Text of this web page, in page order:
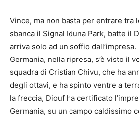
Vince, ma non basta per entrare tra
sbanca il Signal Iduna Park, batte il
arriva solo ad un soffio
Germania, nella ripresa, s’è visto il
squadra di Cristian Chivu, che ha
degli ottavi, e ha spinto ventre a
la freccia, Diouf ha certificato
Germania, su un campo caldissimo